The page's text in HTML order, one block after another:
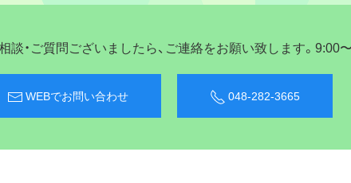
・ご質問ございましたら、ご連絡をお願い致します。9:00〜
WEBでお問い合わせ 048-282-3665